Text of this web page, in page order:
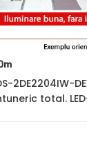
2DE2204IW-
total.